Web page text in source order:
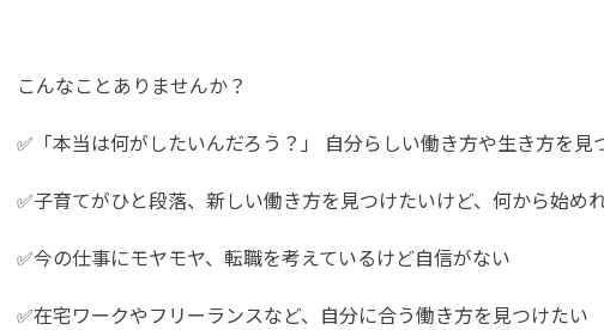
こんなことありませんか？
✅️「本当は何がしたいんだろう？」 自分らしい働き方や生き方を見
✅️子育てがひと段落、新しい働き方を見つけたいけど、何から始め
✅️今の仕事にモヤモヤ、転職を考えているけど自信がない
✅️在宅ワークやフリーランスなど、自分に合う働き方を見つけたい